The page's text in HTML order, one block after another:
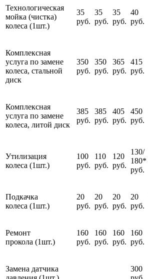
Технологическая
мойка (чистка)
колеса (1шт.)
35
руб.
35
руб.
35
руб.
40
руб.
Комплексная
услуга по замене
колеса, стальной
диск
350
руб.
350
руб.
365
руб.
415
руб.
Комплексная
услуга по замене
колеса, литой диск
385
руб.
385
руб.
405
руб.
450
руб.
Утилизация
колеса (1шт.)
100
руб.
110
руб.
120
руб.
130/
180*
руб.
Подкачка
колеса (1шт.)
20
руб.
20
руб.
20
руб.
20
руб.
Ремонт
прокола (1шт.)
160
руб.
160
руб.
160
руб.
160
руб.
Замена датчика
300